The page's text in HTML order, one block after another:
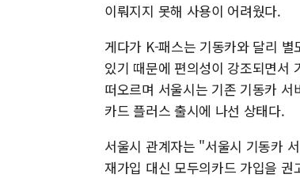
이뤄지지 못해 사용이 어려웠다.
게다가 K-패스는 기동카와 달리
있기 때문에 편의성이 강조되면서
떠오르며 서울시는 기존 기동카
카드 플러스 출시에 나선 상태다.
서울시 관계자는 "서울시 기동카
재가입 대신 모두의카드 가입을